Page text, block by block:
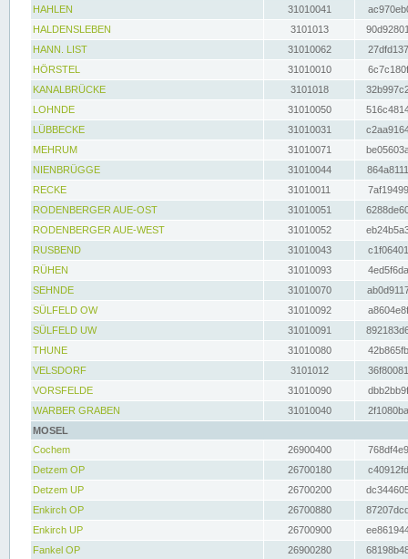
HAHLEN
31010041
HALDENSLEBEN
3101013
HANN. LIST
31010062
HÖRSTEL
31010010
KANALBRÜCKE
3101018
LOHNDE
31010050
LÜBBECKE
31010031
MEHRUM
31010071
NIENBRÜGGE
31010044
RECKE
31010011
RODENBERGER AUE-OST
31010051
RODENBERGER AUE-WEST
31010052
RUSBEND
31010043
RÜHEN
31010093
SEHNDE
31010070
SÜLFELD OW
31010092
SÜLFELD UW
31010091
THUNE
31010080
VELSDORF
3101012
VORSFELDE
31010090
WARBER GRABEN
31010040
MOSEL
Cochem
26900400
Detzem OP
26700180
Detzem UP
26700200
Enkirch OP
26700880
Enkirch UP
26700900
Fankel OP
26900280